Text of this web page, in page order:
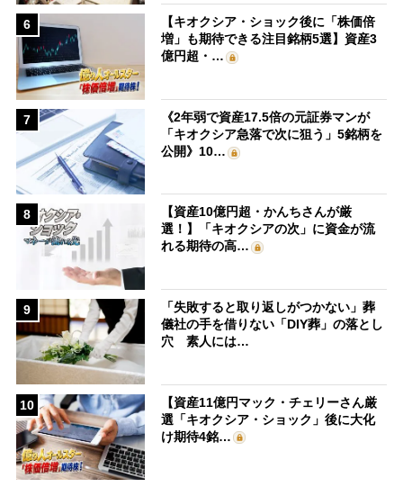
6
【キオクシア・ショック後に「株価倍
増」も期待できる注目銘柄5選】資産3
億円超・…
7
《2年弱で資産17.5倍の元証券マンが
「キオクシア急落で次に狙う」5銘柄を
公開》10…
8
【資産10億円超・かんちさんが厳
選！】「キオクシアの次」に資金が流
れる期待の高…
9
「失敗すると取り返しがつかない」葬
儀社の手を借りない「DIY葬」の落とし
穴 素人には…
10
【資産11億円マック・チェリーさん厳
選「キオクシア・ショック」後に大化
け期待4銘…